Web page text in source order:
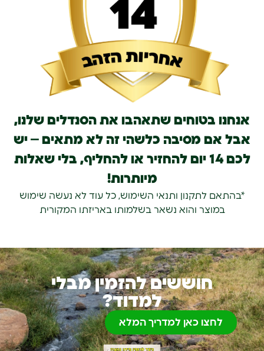
אנחנו בטוחים שתאהבו את הסנדלים שלנו,
אבל אם מסיבה כלשהי זה לא מתאים – יש
לכם 14 יום להחזיר או להחליף, בלי שאלות
מיותרות!
*בהתאם לתקנון ותנאי השימוש, כל עוד לא נעשה שימוש
במוצר והוא נשאר בשלמותו באריזתו המקורית
חוששים להזמין מבלי
למדוד?
לחצו כאן למדריך המלא